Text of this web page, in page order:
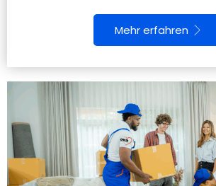
Mehr erfahren